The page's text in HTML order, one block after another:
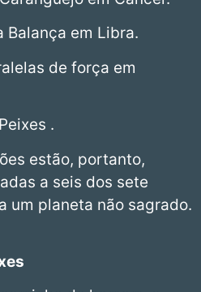
Balança em Libra.
de força em
.
estão, portanto,
a seis dos sete
um planeta não sagrado.